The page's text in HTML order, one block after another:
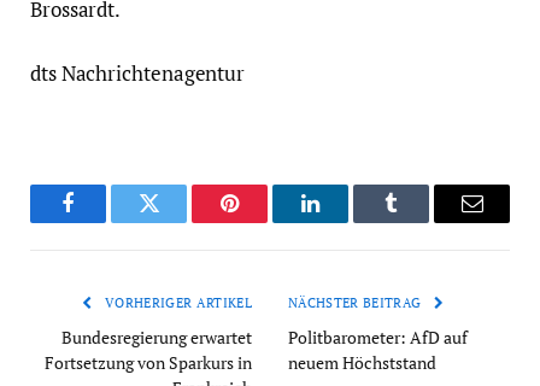
Brossardt.
dts Nachrichtenagentur
FacebookTwitter Pinterest LinkedInTumblr Email
VORHERIGER ARTIKEL
Bundesregierung erwartet
Fortsetzung von Sparkurs in
NÄCHSTER BEITRAG
Politbarometer: AfD auf
neuem Höchststand